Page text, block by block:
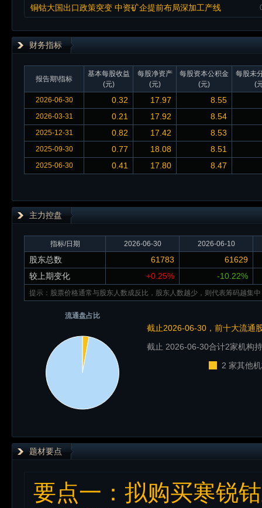
增成效待考
铜钴大国出口政策突变 中资矿企提前布局深加工产线
财务指标
报告期\指标
基本每股收益
(元)
每股净资产
(元)
每股资本公积金
(元)
每股未
(
2026-06-30
0.32 17.97 8.55
2026-03-31 0.21 17.92 8.54
2025-12-31 0.82 17.42 8.53
2025-09-30 0.77 18.08 8.51
2025-06-30 0.41 17.80 8.47
主力控盘
指标/日期 2026-06-30 2026-06-10
股东总数 61783
61629
较上期变化
+0.25% -10.22%
提示：股票价格通常与股东人数成反比，股东人数越少，则代表筹码越集
流通盘占比
截止2026-06-30，前十大流通
截止 2026-06-30合计2家机构
明细 >
2 家其他
题材要点
要点一：拟购买寒锐